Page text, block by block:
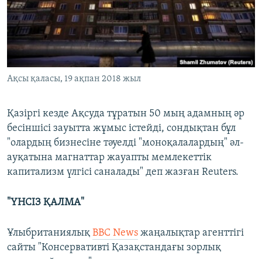
Ақсы қаласы, 19 ақпан 2018 жыл
Қазіргі кезде Ақсуда тұратын 50 мың адамның әр
бесіншісі зауытта жұмыс істейді, сондықтан бұл
"олардың бизнесіне тәуелді "моноқалалардың" әл-
ауқатына магнаттар жауапты мемлекеттік
капитализм үлгісі саналады" деп жазған Reuters.
"ҮНСІЗ ҚАЛМА"
Ұлыбританиялық BBC News жаңалықтар агенттігі
сайты "Консервативті Қазақстандағы зорлық